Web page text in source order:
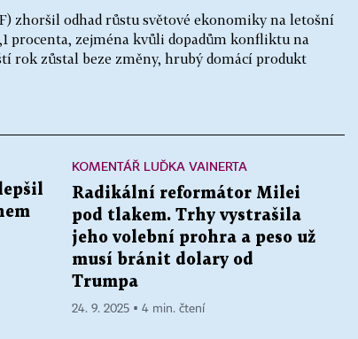
zhoršil odhad růstu světové ekonomiky na letošní
procenta, zejména kvůli dopadům konfliktu na
rok zůstal beze změny, hrubý domácí produkt
KOMENTÁŘ LUĎKA VAINERTA
Radikální reformátor Milei
pod tlakem. Trhy vystrašila
jeho volební prohra a peso už
musí bránit dolary od
Trumpa
24. 9. 2025 ▪ 4 min. čtení